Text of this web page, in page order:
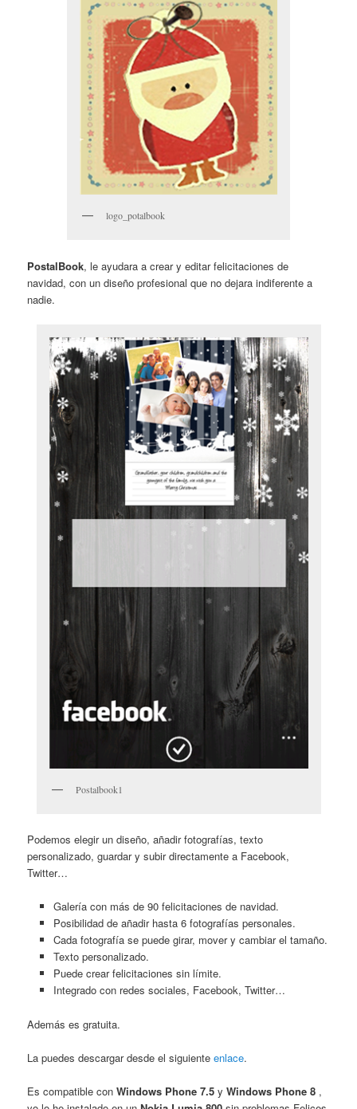
logo_potalbook
PostalBook, le ayudara a crear y editar felicitaciones de
navidad, con un diseño profesional que no dejara indiferente a
nadie.
Postalbook1
Podemos elegir un diseño, añadir fotografías, texto
personalizado, guardar y subir directamente a Facebook,
Twitter…
Galería con más de 90 felicitaciones de navidad.
Posibilidad de añadir hasta 6 fotografías personales.
Cada fotografía se puede girar, mover y cambiar el tamaño.
Texto personalizado.
Puede crear felicitaciones sin límite.
Integrado con redes sociales, Facebook, Twitter…
Además es gratuita.
La puedes descargar desde el siguienteenlace.
Es compatible conWindows Phone 7.5 yWindows Phone 8 ,